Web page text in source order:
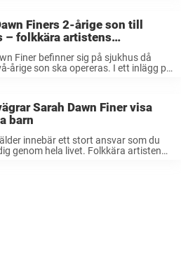
...
Finers 2-årige son till
– folkkära artistens
ord: ”Kan inte tacka er
Finer befinner sig på sjukhus då
årige son ska opereras. I ett inlägg på
Sarah Dawn Finer visa
barn
innebär ett stort ansvar som du
genom hela livet. Folkkära artisten